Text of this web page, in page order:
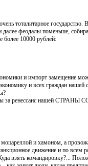
тоталитарное
далее феодалы поменьше,
более 10000 рублей:
и импорт замещение
и всех граждан
ренессанс нашей СТРАНЫ
и хамоном, а
движение и по
взять командировку?...